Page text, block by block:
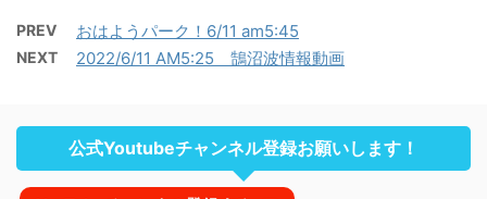
PREV おはようパーク！6/11 am5:45
NEXT 2022/6/11 AM5:25 鵠沼波情報動画
公式Youtubeチャンネル登録お願いします！